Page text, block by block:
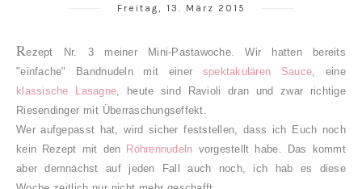
Freitag, 13. März 2015
Rezept Nr. 3 meiner Mini-Pastawoche. Wir hatten bereits
"einfache" Bandnudeln mit einer spektakulären Sauce , eine
klassische Lasagne , heute sind Ravioli dran und zwar richtige
Riesendinger mit Überraschungseffekt.
Wer aufgepasst hat, wird sicher feststellen, dass ich Euch noch
kein Rezept mit den Röhrennudeln vorgestellt habe. Das kommt
aber demnächst auf jeden Fall auch noch, ich hab es diese